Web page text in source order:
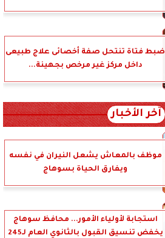
ضبط فتاة تنتحل صفة أخصائى علاج طبيعى
داخل مركز غير مرخص بجهينة...
آخر الأخبار
موظف بالمعاش يشعل النيران في نفسه
ويفارق الحياة بسوهاج
استجابة لأولياء الأمور... محافظ سوهاج
يخفض تنسيق القبول بالثانوي العام لـ245